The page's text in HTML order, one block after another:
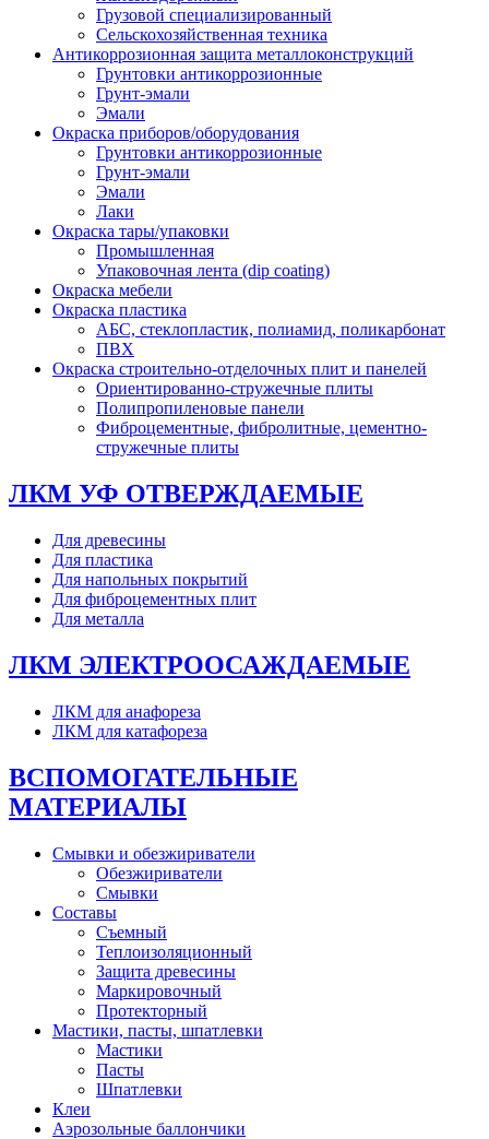
Грузовой специализированный
Сельскохозяйственная техника
Антикоррозионная защита металлоконструкций
Грунтовки антикоррозионные
Грунт-эмали
Эмали
Окраска приборов/оборудования
Грунтовки антикоррозионные
Грунт-эмали
Эмали
Лаки
Окраска тары/упаковки
Промышленная
Упаковочная лента (dip coating)
Окраска мебели
Окраска пластика
АБС, стеклопластик, полиамид, поликарбонат
ПВХ
Окраска строительно-отделочных плит и панелей
Ориентированно-стружечные плиты
Полипропиленовые панели
Фиброцементные, фибролитные, цементно-
стружечные плиты
ЛКМ УФ ОТВЕРЖДАЕМЫЕ
Для древесины
Для пластика
Для напольных покрытий
Для фиброцементных плит
Для металла
ЛКМ ЭЛЕКТРООСАЖДАЕМЫЕ
ЛКМ для анафореза
ЛКМ для катафореза
ВСПОМОГАТЕЛЬНЫЕ
МАТЕРИАЛЫ
Смывки и обезжириватели
Обезжириватели
Смывки
Составы
Съемный
Теплоизоляционный
Защита древесины
Маркировочный
Протекторный
Мастики, пасты, шпатлевки
Мастики
Пасты
Шпатлевки
Клеи
Аэрозольные баллончики